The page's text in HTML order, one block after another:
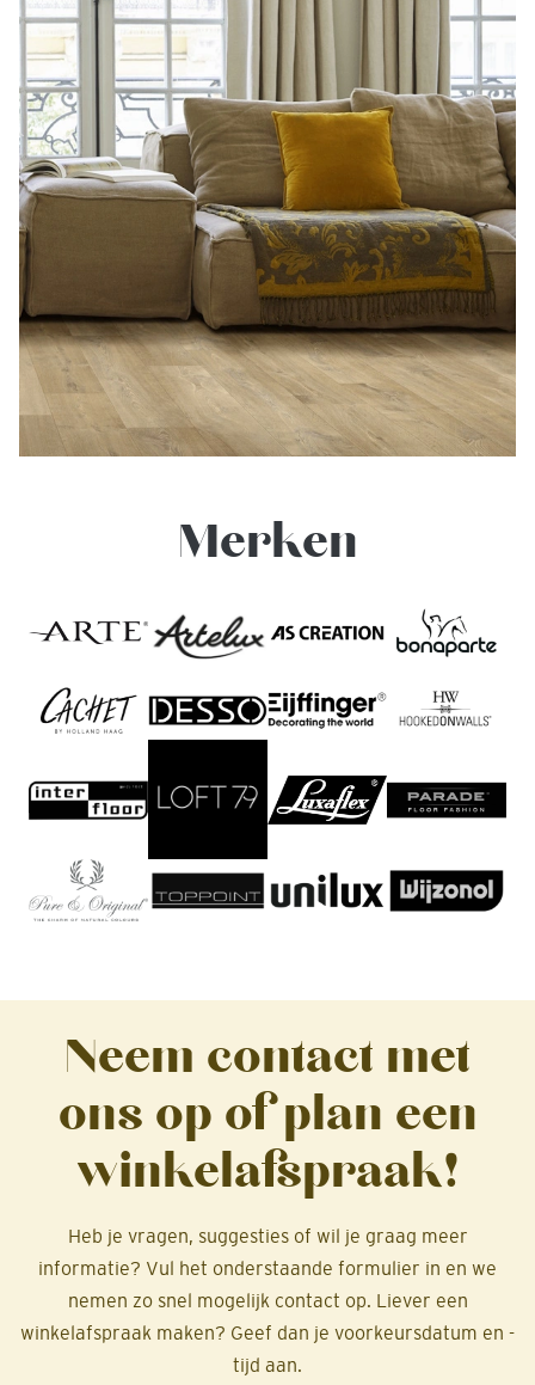
Merken
Neem contact met
ons op of plan een
winkelafspraak!
Heb je vragen, suggesties of wil je graag meer
informatie? Vul het onderstaande formulier in en we
nemen zo snel mogelijk contact op. Liever een
winkelafspraak maken? Geef dan je voorkeursdatum en -
tijd aan.